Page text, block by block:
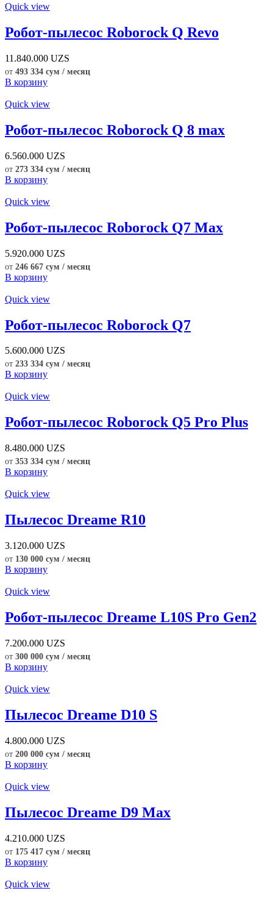
Quick view
Робот-пылесос Roborock Q Revo
11.840.000 UZS
от 493 334 сум / месяц
В корзину
Quick view
Робот-пылесос Roborock Q 8 max
6.560.000 UZS
от 273 334 сум / месяц
В корзину
Quick view
Робот-пылесос Roborock Q7 Max
5.920.000 UZS
от 246 667 сум / месяц
В корзину
Quick view
Робот-пылесос Roborock Q7
5.600.000 UZS
от 233 334 сум / месяц
В корзину
Quick view
Робот-пылесос Roborock Q5 Pro Plus
8.480.000 UZS
от 353 334 сум / месяц
В корзину
Quick view
Пылесос Dreame R10
3.120.000 UZS
от 130 000 сум / месяц
В корзину
Quick view
Робот-пылесос Dreame L10S Pro Gen2
7.200.000 UZS
от 300 000 сум / месяц
В корзину
Quick view
Пылесос Dreame D10 S
4.800.000 UZS
от 200 000 сум / месяц
В корзину
Quick view
Пылесос Dreame D9 Max
4.210.000 UZS
от 175 417 сум / месяц
В корзину
Quick view